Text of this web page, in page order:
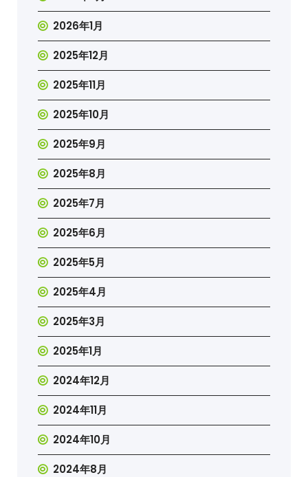
2026年1月
2025年12月
2025年11月
2025年10月
2025年9月
2025年8月
2025年7月
2025年6月
2025年5月
2025年4月
2025年3月
2025年1月
2024年12月
2024年11月
2024年10月
2024年8月